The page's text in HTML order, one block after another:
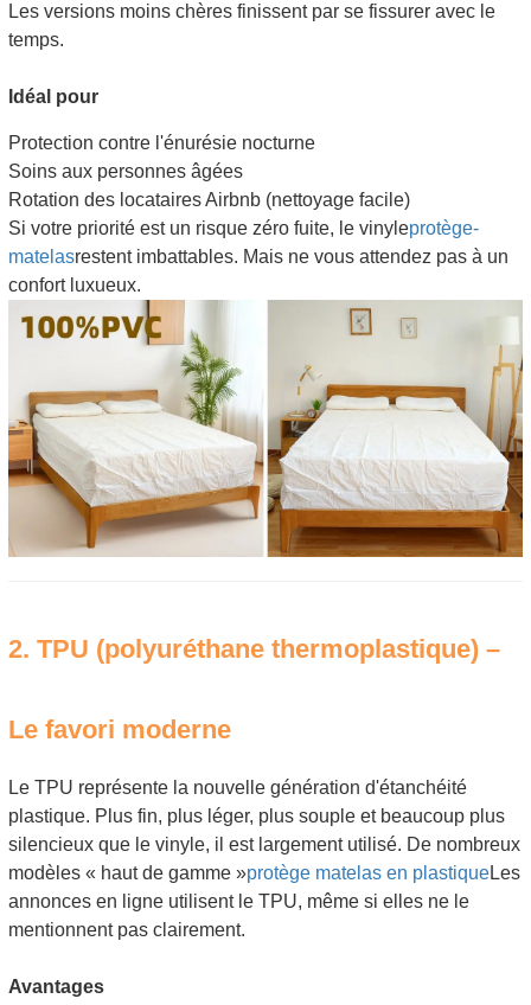
Les versions moins chères finissent par se fissurer avec le
temps.
Idéal pour
Protection contre l'énurésie nocturne
Soins aux personnes âgées
Rotation des locataires Airbnb (nettoyage facile)
Si votre priorité est un risque zéro fuite, le vinyleprotège-
matelasrestent imbattables. Mais ne vous attendez pas à un
confort luxueux.
2. TPU (polyuréthane thermoplastique) –
Le favori moderne
Le TPU représente la nouvelle génération d'étanchéité
plastique. Plus fin, plus léger, plus souple et beaucoup plus
silencieux que le vinyle, il est largement utilisé. De nombreux
modèles « haut de gamme »protège matelas en plastiqueLes
annonces en ligne utilisent le TPU, même si elles ne le
mentionnent pas clairement.
Avantages